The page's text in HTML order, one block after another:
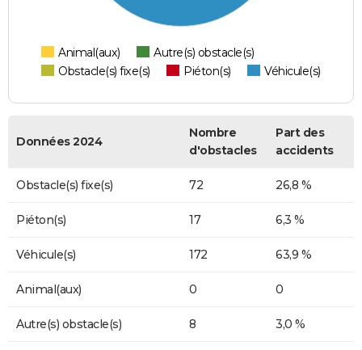
Animal(aux)
Autre(s) obstacle(s)
Obstacle(s) fixe(s)
Piéton(s) Véhicule(s)
Données 2024
Nombre
d'obstacles
Part des
accidents
Obstacle(s) fixe(s) 72 26,8 %
Piéton(s) 17 6,3 %
Véhicule(s) 172 63,9 %
Animal(aux) 0 0
Autre(s) obstacle(s) 8 3,0 %